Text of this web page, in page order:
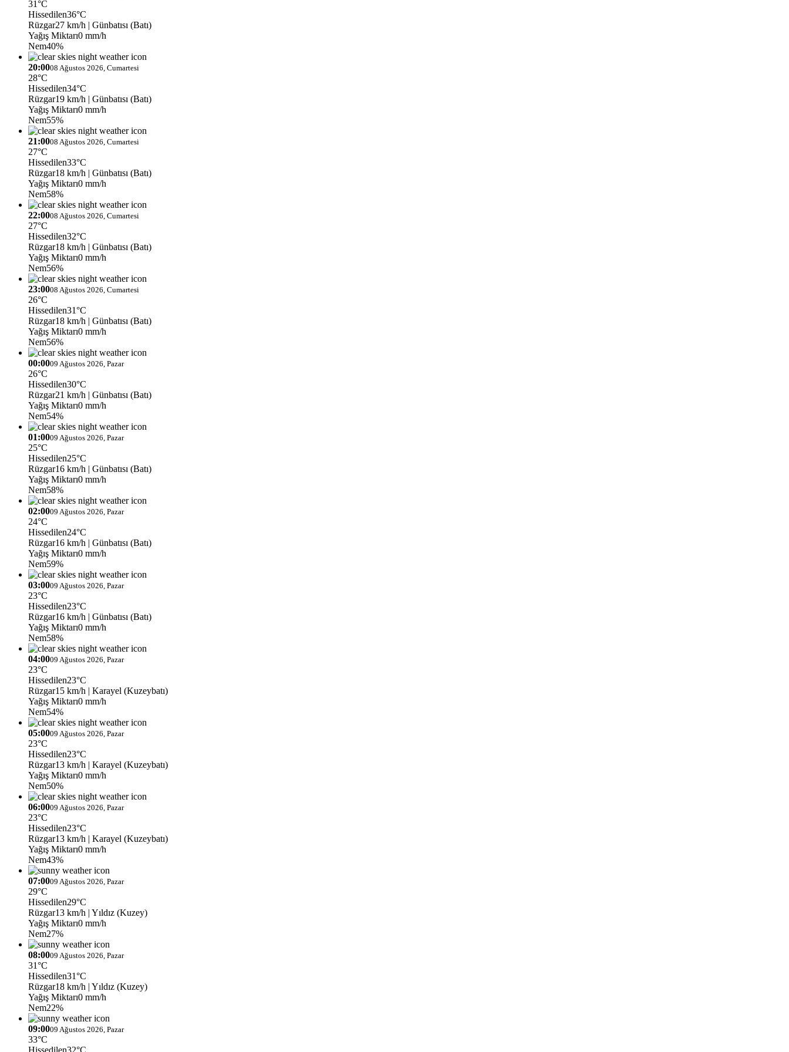
31°C
Hissedilen36°C
Rüzgar27 km/h | Günbatısı (Batı)
Yağış Miktarı0 mm/h
Nem40%
20:0008 Ağustos 2026, Cumartesi
28°C
Hissedilen34°C
Rüzgar19 km/h | Günbatısı (Batı)
Yağış Miktarı0 mm/h
Nem55%
21:0008 Ağustos 2026, Cumartesi
27°C
Hissedilen33°C
Rüzgar18 km/h | Günbatısı (Batı)
Yağış Miktarı0 mm/h
Nem58%
22:0008 Ağustos 2026, Cumartesi
27°C
Hissedilen32°C
Rüzgar18 km/h | Günbatısı (Batı)
Yağış Miktarı0 mm/h
Nem56%
23:0008 Ağustos 2026, Cumartesi
26°C
Hissedilen31°C
Rüzgar18 km/h | Günbatısı (Batı)
Yağış Miktarı0 mm/h
Nem56%
00:0009 Ağustos 2026, Pazar
26°C
Hissedilen30°C
Rüzgar21 km/h | Günbatısı (Batı)
Yağış Miktarı0 mm/h
Nem54%
01:0009 Ağustos 2026, Pazar
25°C
Hissedilen25°C
Rüzgar16 km/h | Günbatısı (Batı)
Yağış Miktarı0 mm/h
Nem58%
02:0009 Ağustos 2026, Pazar
24°C
Hissedilen24°C
Rüzgar16 km/h | Günbatısı (Batı)
Yağış Miktarı0 mm/h
Nem59%
03:0009 Ağustos 2026, Pazar
23°C
Hissedilen23°C
Rüzgar16 km/h | Günbatısı (Batı)
Yağış Miktarı0 mm/h
Nem58%
04:0009 Ağustos 2026, Pazar
23°C
Hissedilen23°C
Rüzgar15 km/h | Karayel (Kuzeybatı)
Yağış Miktarı0 mm/h
Nem54%
05:0009 Ağustos 2026, Pazar
23°C
Hissedilen23°C
Rüzgar13 km/h | Karayel (Kuzeybatı)
Yağış Miktarı0 mm/h
Nem50%
06:0009 Ağustos 2026, Pazar
23°C
Hissedilen23°C
Rüzgar13 km/h | Karayel (Kuzeybatı)
Yağış Miktarı0 mm/h
Nem43%
07:0009 Ağustos 2026, Pazar
29°C
Hissedilen29°C
Rüzgar13 km/h | Yıldız (Kuzey)
Yağış Miktarı0 mm/h
Nem27%
08:0009 Ağustos 2026, Pazar
31°C
Hissedilen31°C
Rüzgar18 km/h | Yıldız (Kuzey)
Yağış Miktarı0 mm/h
Nem22%
09:0009 Ağustos 2026, Pazar
33°C
Hissedilen32°C